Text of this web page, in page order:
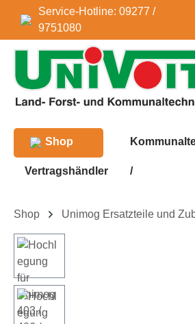
Hauptinhalt springen
Zur Suche springen
Zur Hauptnavigation springen
Service-Hotline: 09277 /
9751080
Shop
Vertragshändler /
Shop Unimog Ersatzteile und
Bildergalerie überspringen